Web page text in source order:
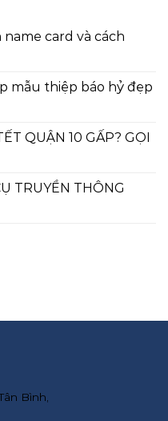
card và cách
mẫu thiệp báo hỷ đẹp
QUẬN 10 GẤP? GỌI
TRUYỀN THÔNG
Bình,